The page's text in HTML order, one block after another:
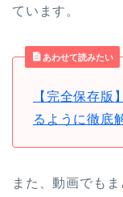
ています。
あわせて読みたい
【完全保存版
るように徹底
また、動画でも